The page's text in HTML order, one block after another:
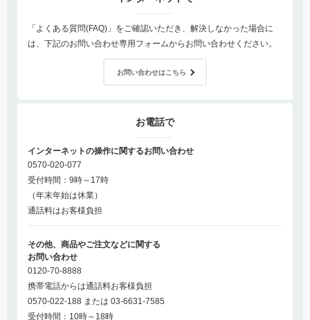
「よくある質問(FAQ)」をご確認いただき、解決しなかった場合に
は、下記のお問い合わせ専用フォームからお問い合わせください。
お問い合わせはこちら
お電話で
インターネットの操作に関するお問い合わせ
0570-020-077
受付時間：9時～17時
（年末年始は休業）
通話料はお客様負担
その他、商品やご注文などに関する
お問い合わせ
0120-70-8888
携帯電話からは通話料お客様負担
0570-022-188 または 03-6631-7585
受付時間：10時～18時